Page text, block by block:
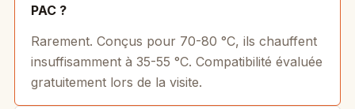
PAC ?
Rarement. Conçus pour 70-80 °C, ils chauffent
insuffisamment à 35-55 °C. Compatibilité évaluée
gratuitement lors de la visite.